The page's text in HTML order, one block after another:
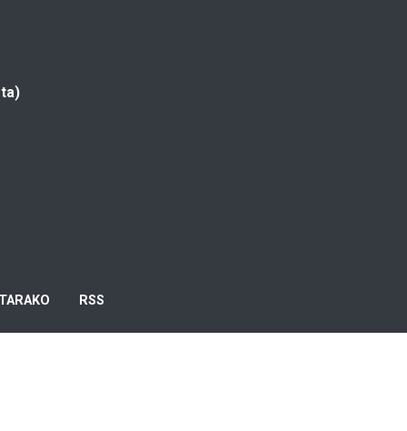
RSS